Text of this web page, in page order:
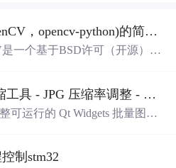
Py之cv2：cv2库(OpenCV，opencv-python)的简介、安装、使用方法(常见函数、方法等)最强详细攻略
构成，同时提供了Python、Ru
，实现了图像处理和计算机视
Qt C++ 批量图片压缩工具 - JPG 压缩率调整 - 批量修改分辨率 - 本地图片批处理（源码）
可运行的 Qt Widgets 批量图片
内所有 JPG/PNG 图像，可自
制stm32